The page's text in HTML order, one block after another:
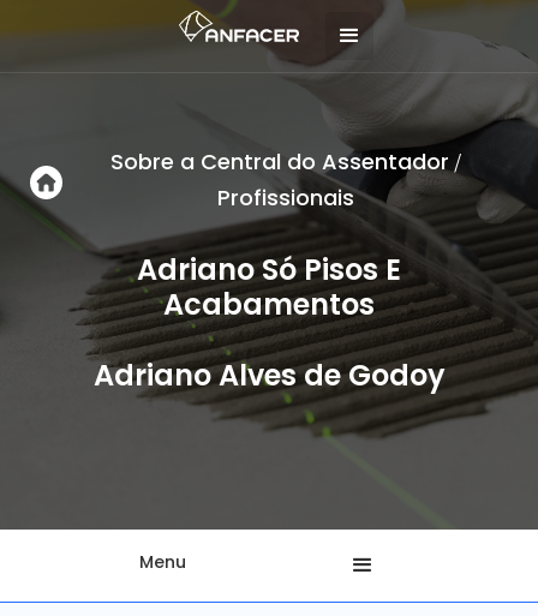
Sobre a Central do Assentador /
Profissionais
Adriano Só Pisos E
Acabamentos
Adriano Alves de Godoy
Menu